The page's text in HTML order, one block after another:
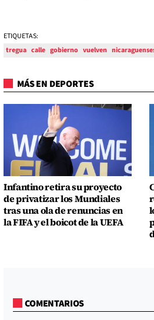
ETIQUETAS:
tregua calle gobierno vuelven
MÁS EN DEPORTES
Infantino retira su proyecto
de privatizar los Mundiales
tras una ola de renuncias en
la FIFA y el boicot de la UEFA
COMENTARIOS